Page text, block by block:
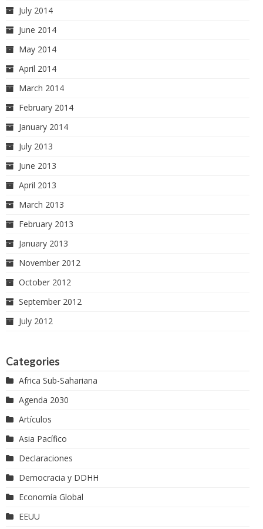
July 2014
June 2014
May 2014
April 2014
March 2014
February 2014
January 2014
July 2013
June 2013
April 2013
March 2013
February 2013
January 2013
November 2012
October 2012
September 2012
July 2012
Categories
Africa Sub-Sahariana
Agenda 2030
Artículos
Asia Pacífico
Declaraciones
Democracia y DDHH
Economía Global
EEUU